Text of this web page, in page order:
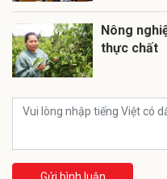
Nông
thực chất